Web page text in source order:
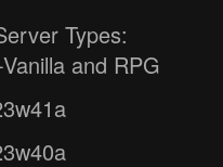
Types:
and RPG